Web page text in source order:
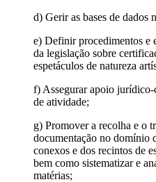
d) Gerir as bases de dados
e) Definir procedimentos e
da legislação sobre
espetáculos de natureza
f) Assegurar apoio jurídico-
de atividade;
g) Promover a recolha e o
documentação no domínio
conexos e dos recintos de
bem como sistematizar e
matérias;